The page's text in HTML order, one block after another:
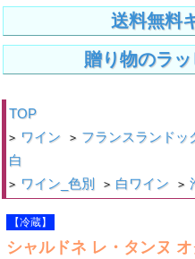
送料無料
贈り物のラ
TOP
> ワイン > フランスランドッ
白
> ワイン_色別 > 白ワイン >
【冷蔵】
シャルドネ レ・タンヌ